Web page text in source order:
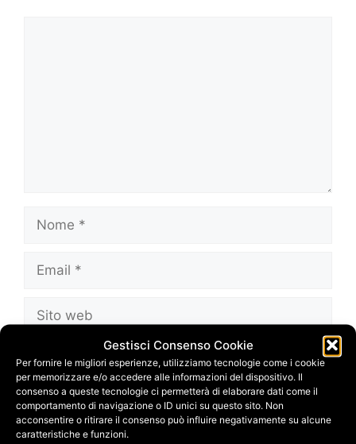
Gestisci Consenso Cookie
Per fornire le migliori esperienze, utilizziamo tecnologie come i cookie
per memorizzare e/o accedere alle informazioni del dispositivo. Il
consenso a queste tecnologie ci permetterà di elaborare dati come il
comportamento di navigazione o ID unici su questo sito. Non
acconsentire o ritirare il consenso può influire negativamente su alcune
caratteristiche e funzioni.
Nome
Email
Sito
web
Salva il mio nome, email e sito web in questo
browser per la prossima volta che
commento.